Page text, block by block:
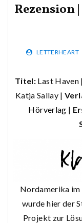
Rezension
LETTERHEART
Titel: Last Haven |
Katja Sallay |
Hörverlag |
Nordamerika im
wurde hier der
Projekt zur